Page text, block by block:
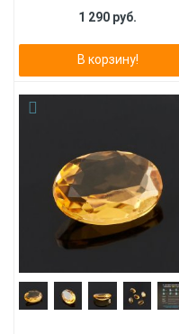
1 290 руб.
В корзину!